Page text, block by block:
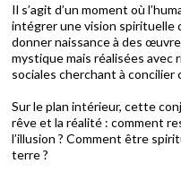
Il s’agit d’un moment où
intégrer une vision spirituelle
donner naissance à des
mystique mais réalisées avec
sociales cherchant à
Sur le plan intérieur, cette
rêve et la réalité : comment
l’illusion ? Comment être
terre ?